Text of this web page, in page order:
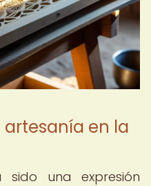
artesanía en la
una expresión